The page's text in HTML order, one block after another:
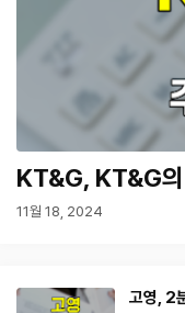
KT&G, KT&G의
11월 18, 2024
고영, 2